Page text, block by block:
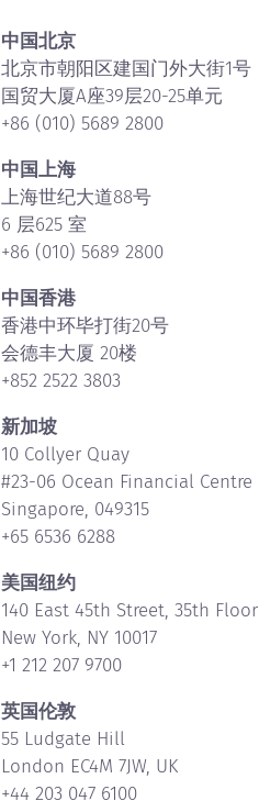
中国北京
北京市朝阳区建国门外大街1号
国贸大厦A座39层20-25单元
+86 (010) 5689 2800
中国上海
上海世纪大道88号
6 层625 室
+86 (010) 5689 2800
中国香港
香港中环毕打街20号
会德丰大厦 20楼
+852 2522 3803
新加坡
10 Collyer Quay
#23-06 Ocean Financial Centre
Singapore, 049315
+65 6536 6288
美国纽约
140 East 45th Street, 35th Floor
New York, NY 10017
+1 212 207 9700
英国伦敦
55 Ludgate Hill
London EC4M 7JW, UK
+44 203 047 6100